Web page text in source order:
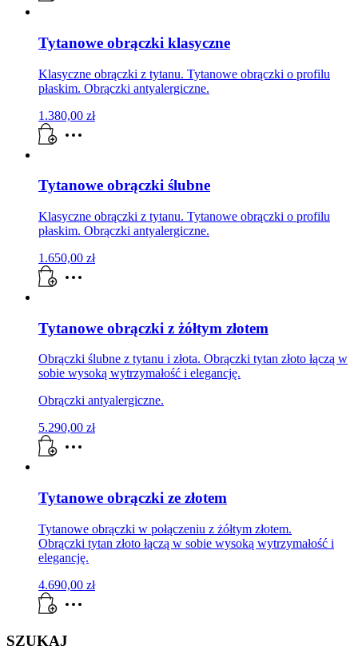
Tytanowe obrączki klasyczne
Klasyczne obrączki z tytanu. Tytanowe obrączki o profilu
płaskim. Obrączki antyalergiczne.
1.380,00 zł
Tytanowe obrączki ślubne
Klasyczne obrączki z tytanu. Tytanowe obrączki o profilu
płaskim. Obrączki antyalergiczne.
1.650,00 zł
Tytanowe obrączki z żółtym złotem
Obrączki ślubne z tytanu i złota. Obrączki tytan złoto łączą w
sobie wysoką wytrzymałość i elegancję.
Obrączki antyalergiczne.
5.290,00 zł
Tytanowe obrączki ze złotem
Tytanowe obrączki w połączeniu z żółtym złotem.
Obrączki tytan złoto łączą w sobie wysoką wytrzymałość i
elegancję.
4.690,00 zł
SZUKAJ